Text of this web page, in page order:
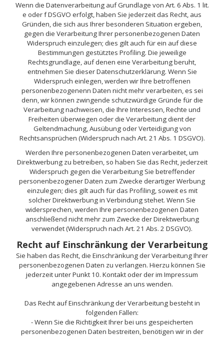
Wenn die Datenverarbeitung auf Grundlage von Art. 6 Abs. 1 lit.
e oder f DSGVO erfolgt, haben Sie jederzeit das Recht, aus
Gründen, die sich aus Ihrer besonderen Situation ergeben,
gegen die Verarbeitung Ihrer personenbezogenen Daten
Widerspruch einzulegen; dies gilt auch für ein auf diese
Bestimmungen gestütztes Profiling. Die jeweilige
Rechtsgrundlage, auf denen eine Verarbeitung beruht,
entnehmen Sie dieser Datenschutzerklärung. Wenn Sie
Widerspruch einlegen, werden wir Ihre betroffenen
personenbezogenenn Daten nicht mehr verarbeiten, es sei
denn, wir können zwingende schutzwürdige Gründe für die
Verarbeitung nachweisen, die Ihre Interessen, Rechte und
Freiheiten überwiegen oder die Verarbeitung dient der
Geltendmachung, Ausübung oder Verteidigung von
Rechtsansprüchen (Widerspruch nach Art. 21 Abs. 1 DSGVO).
Werden Ihre personenbezogenen Daten verarbeitet, um
Direktwerbung zu betreiben, so haben Sie das Recht, jederzeit
Widerspruch gegen die Verarbeitung Sie betreffender
personenbezogener Daten zum Zwecke derartiger Werbung
einzulegen; dies gilt auch für das Profiling, soweit es mit
solcher Direktwerbung in Verbindung stehet. Wenn Sie
widersprechen, werden Ihre personenbezogenen Daten
anschließend nicht mehr zum Zwecke der Direktwerbung
verwendet (Widerspruch nach Art. 21 Abs. 2 DSGVO).
Recht auf Einschränkung der Verarbeitung
Sie haben das Recht, die Einschränkung der Verarbeitung Ihrer
personenbezogenen Daten zu verlangen. Hierzu können Sie
jederzeit unter Punkt 10. Kontakt oder der im Impressum
angegebenen Adresse an uns wenden.
Das Recht auf Einschränkung der Verarbeitung besteht in
folgenden Fällen:
- Wenn Sie die Richtigkeit Ihrer bei uns gespeicherten
personenbezogenen Daten bestreiten, benötigen wir in der